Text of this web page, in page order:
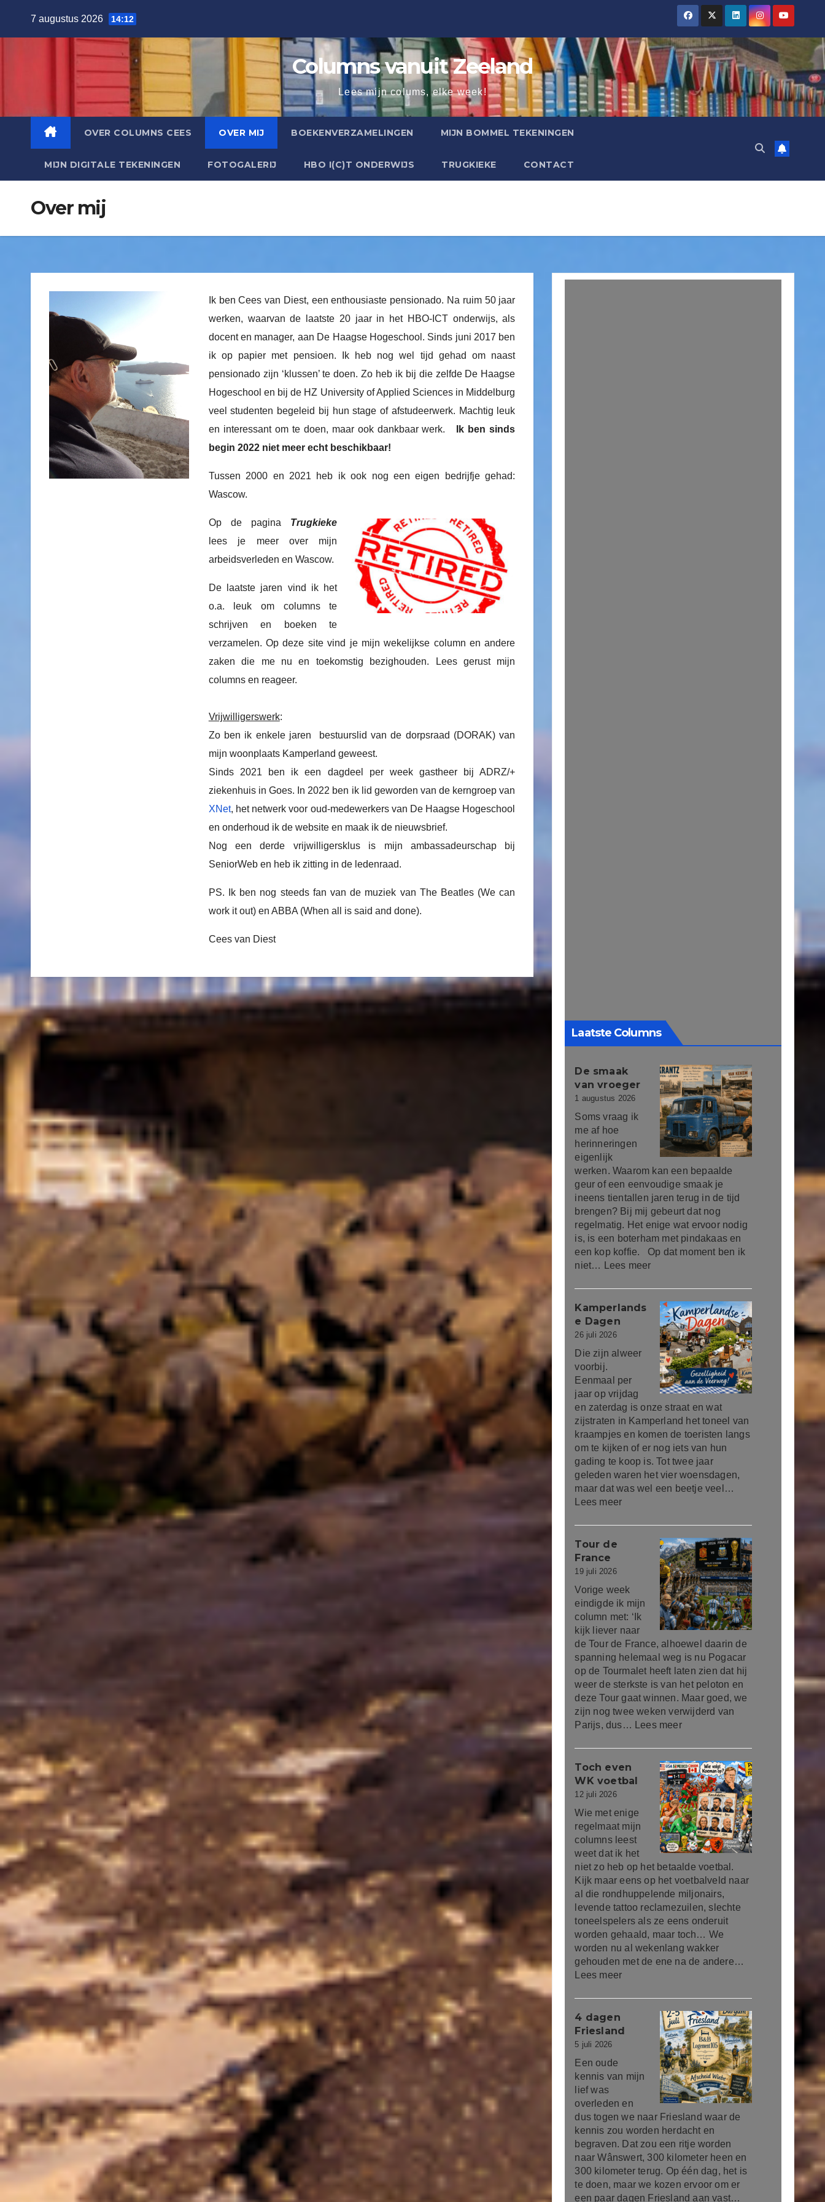
7 augustus 2026 14:12
Columns vanuit Zeeland
Lees mijn colums, elke week!
OVER COLUMNS CEES OVER MIJ BOEKENVERZAMELINGEN MIJN BOMMEL TEKENINGEN
MIJN DIGITALE TEKENINGEN FOTOGALERIJ HBO I(C)T ONDERWIJS TRUGKIEKE CONTACT
Over mij
Ik ben Cees van Diest, een enthousiaste pensionado. Na ruim 50 jaar
werken, waarvan de laatste 20 jaar in het HBO-ICT onderwijs, als
docent en manager, aan De Haagse Hogeschool. Sinds juni 2017 ben
ik op papier met pensioen. Ik heb nog wel tijd gehad om naast
pensionado zijn ‘klussen’ te doen. Zo heb ik bij die zelfde De Haagse
Hogeschool en bij de HZ University of Applied Sciences in Middelburg
veel studenten begeleid bij hun stage of afstudeerwerk. Machtig leuk
en interessant om te doen, maar ook dankbaar werk.
Ik ben sinds
begin 2022 niet meer echt beschikbaar!
Tussen 2000 en 2021 heb ik ook nog een eigen bedrijfje gehad:
Wascow.
Op de pagina Trugkieke
lees je meer over mijn
arbeidsverleden en Wascow.
De laatste jaren vind ik het
o.a. leuk om columns te
schrijven en boeken te
verzamelen. Op deze site vind je mijn wekelijkse column en andere
zaken die me nu en toekomstig bezighouden. Lees gerust mijn
columns en reageer.
Vrijwilligerswerk:
Zo ben ik enkele jaren bestuurslid van de dorpsraad (DORAK) van
mijn woonplaats Kamperland geweest.
Sinds 2021 ben ik een dagdeel per week gastheer bij ADRZ/+
ziekenhuis in Goes. In 2022 ben ik lid geworden van de kerngroep van
XNet, het netwerk voor oud-medewerkers van De Haagse Hogeschool
en onderhoud ik de website en maak ik de nieuwsbrief.
Nog een derde vrijwilligersklus is mijn ambassadeurschap bij
SeniorWeb en heb ik zitting in de ledenraad.
PS. Ik ben nog steeds fan van de muziek van The Beatles (We can
work it out) en ABBA (When all is said and done).
Cees van Diest
Laatste Columns
De smaak
van vroeger
1 augustus 2026
Soms vraag ik
me af hoe
herinneringen
eigenlijk
werken. Waarom kan een bepaalde
geur of een eenvoudige smaak je
ineens tientallen jaren terug in de tijd
brengen? Bij mij gebeurt dat nog
regelmatig. Het enige wat ervoor nodig
is, is een boterham met pindakaas en
een kop koffie. Op dat moment ben ik
niet…
Lees meer
Kamperlands
e Dagen
26 juli 2026
Die zijn alweer
voorbij.
Eenmaal per
jaar op vrijdag
en zaterdag is onze straat en wat
zijstraten in Kamperland het toneel van
kraampjes en komen de toeristen langs
om te kijken of er nog iets van hun
gading te koop is. Tot twee jaar
geleden waren het vier woensdagen,
maar dat was wel een beetje veel…
Lees meer
Tour de
France
19 juli 2026
Vorige week
eindigde ik mijn
column met: ‘Ik
kijk liever naar
de Tour de France, alhoewel daarin de
spanning helemaal weg is nu Pogacar
op de Tourmalet heeft laten zien dat hij
weer de sterkste is van het peloton en
deze Tour gaat winnen. Maar goed, we
zijn nog twee weken verwijderd van
Parijs, dus…
Lees meer
Toch even
WK voetbal
12 juli 2026
Wie met enige
regelmaat mijn
columns leest
weet dat ik het
niet zo heb op het betaalde voetbal.
Kijk maar eens op het voetbalveld naar
al die rondhuppelende miljonairs,
levende tattoo reclamezuilen, slechte
toneelspelers als ze eens onderuit
worden gehaald, maar toch… We
worden nu al wekenlang wakker
gehouden met de ene na de andere…
Lees meer
4 dagen
Friesland
5 juli 2026
Een oude
kennis van mijn
lief was
overleden en
dus togen we naar Friesland waar de
kennis zou worden herdacht en
begraven. Dat zou een ritje worden
naar Wânswert, 300 kilometer heen en
300 kilometer terug. Op één dag, het is
te doen, maar we kozen ervoor om er
een paar dagen Friesland aan vast…